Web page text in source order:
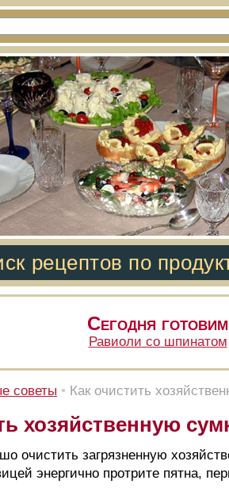
рецептов по
Сегодня готовим
Равиоли со шпинатом
советы • Как очистить
хозяйственную
очистить загрязненную
энергично протрите пятна,